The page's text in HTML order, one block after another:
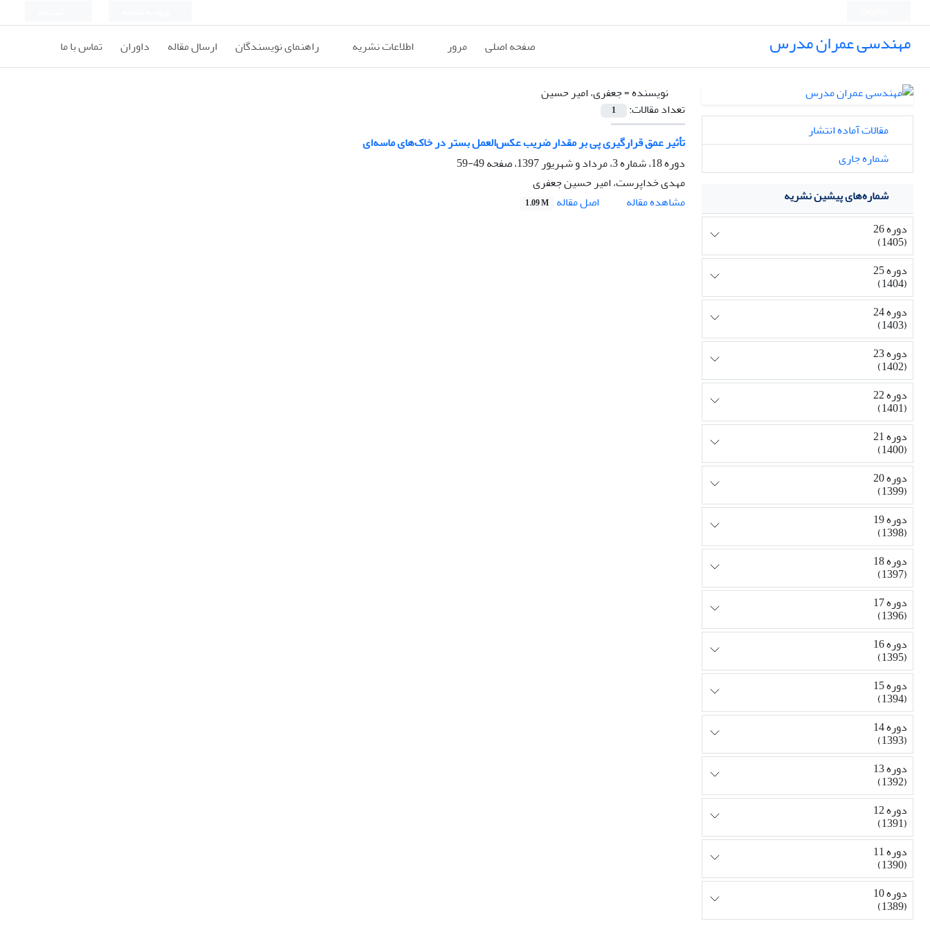
مهندسی عمران مدرس صفحه اصلی مرور اطلاعات نشریه راهنمای نویسندگان ارسال مقاله داوران تماس با ما
نویسنده =جعفری، امیر حسین
تعداد مقالات:
1
تأثیر عمق قرارگیری پی بر مقدار ضریب عکس‌العمل بستر در خاک‌های ماسه‌ای
دوره 18، شماره 3، مرداد و شهریور 1397، صفحه
49-59
مهدی خداپرست، امیر حسین جعفری
مشاهده مقاله
اصل مقاله 1.09 M
مقالات آماده انتشار
شماره جاری
شماره‌های پیشین نشریه
دوره 26
(1405)
دوره 25
(1404)
دوره 24
(1403)
دوره 23
(1402)
دوره 22
(1401)
دوره 21
(1400)
دوره 20
(1399)
دوره 19
(1398)
دوره 18
(1397)
دوره 17
(1396)
دوره 16
(1395)
دوره 15
(1394)
دوره 14
(1393)
دوره 13
(1392)
دوره 12
(1391)
دوره 11
(1390)
دوره 10
(1389)